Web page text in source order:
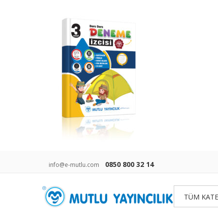
info@e-mutlu.com 0850 800 32 14
TÜM